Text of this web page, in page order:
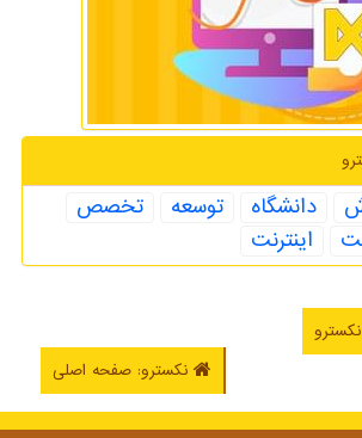
دانشگاه توسعه
تخصص
اینترنت
نکسترو: صفحه اصلی